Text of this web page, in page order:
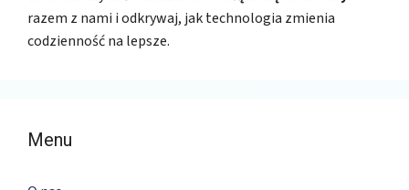
razem z nami i odkrywaj, jak technologia zmienia
codzienność na lepsze.
Menu